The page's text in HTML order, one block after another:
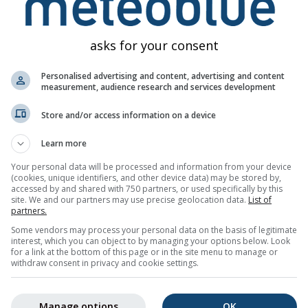
en büyük etkisinin, uzun süreli PM2.5 maruziyetinden
nedenlere bağlı yaşa özgü ölüm riskini artırır.
ve 62 μm'den küçük partiküllerden oluşur. Genellikle, toz
PM2.5 konsantrasyonlarına ve tüm ilgili sağlık etkilerine yol
tahminleri üçüncü panelde sunulmaktadır.
Ozon şunlara yol açabilir:
zorlaştırır
alırken ağrıya neden olur
veya kaşıntıya neden olur
ve zarar verir
gibi akciğer hastalıklarını ağırlaştırır
daha hassas hale getirir
asks for your consent
Personalised advertising and content, advertising and content
measurement, audience research and services development
Store and/or access information on a device
Learn more
Your personal data will be processed and information from your device
(cookies, unique identifiers, and other device data) may be stored by,
accessed by and shared with 750 partners, or used specifically by this
site. We and our partners may use precise geolocation data. List of
partners.
Some vendors may process your personal data on the basis of legitimate
interest, which you can object to by managing your options below. Look
for a link at the bottom of this page or in the site menu to manage or
withdraw consent in privacy and cookie settings.